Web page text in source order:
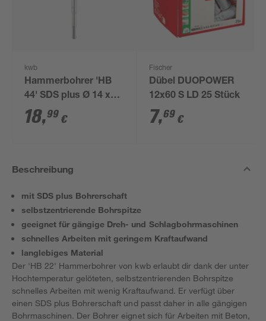
kwb
Hammerbohrer 'HB
44' SDS plus Ø 14 x
210 mm
18,99 €
Fischer
Dübel DUOPOWER
12x60 S LD 25 Stück
7,69 €
Beschreibung
mit SDS plus Bohrerschaft
selbstzentrierende Bohrspitze
geeignet für gängige Dreh- und Schlagbohrmaschinen
schnelles Arbeiten mit geringem Kraftaufwand
langlebiges Material
Der 'HB 22' Hammerbohrer von kwb erlaubt dir dank der unter
Hochtemperatur gelöteten, selbstzentrierenden Bohrspitze
schnelles Arbeiten mit wenig Kraftaufwand. Er verfügt über
einen SDS plus Bohrerschaft und passt daher in alle gängigen
Bohrmaschinen. Der Bohrer eignet sich für Arbeiten mit Beton,